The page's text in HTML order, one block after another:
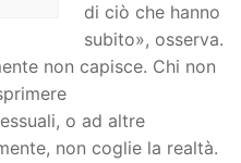
di ciò che hanno
subito», osserva.
non capisce. Chi non
o ad altre
non coglie la realtà.